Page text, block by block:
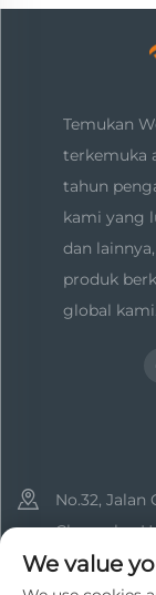
Temukan
terkemuka
tahun
kami yang
dan
produk
global kami.
No.32,
Changsha,
We value